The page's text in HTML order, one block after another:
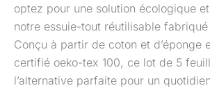
optez pour une solution écologique
notre essuie-tout réutilisable fabriqué
Conçu à partir de coton et d’éponge
certifié oeko-tex 100, ce lot de 5
l’alternative parfaite pour un